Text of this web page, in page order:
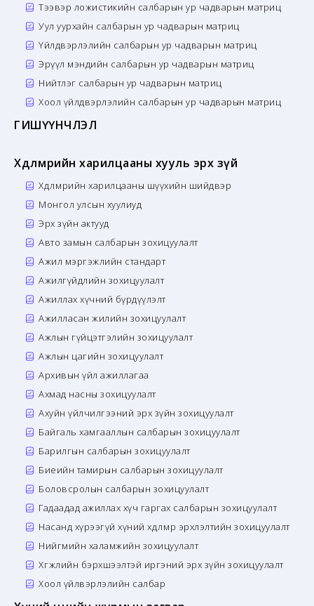
Тээвэр ложистикийн салбарын ур чадварын матриц
Уул уурхайн салбарын ур чадварын матриц
Үйлдвэрлэлийн салбарын ур чадварын матриц
Эрүүл мэндийн салбарын ур чадварын матриц
Нийтлэг салбарын ур чадварын матриц
Хоол үйлдвэрлэлийн салбарын ур чадварын матриц
ГИШҮҮНЧЛЭЛ
Хөдөлмөрийн харилцааны хууль эрх зүй
Хөдөлмөрийн харилцааны шүүхийн шийдвэр
Монгол улсын хуулиуд
Эрх зүйн актууд
Авто замын салбарын зохицуулалт
Ажил мэргэжлийн стандарт
Ажилгүйдлийн зохицуулалт
Ажиллах хүчний бүрдүүлэлт
Ажилласан жилийн зохицуулалт
Ажлын гүйцэтгэлийн зохицуулалт
Ажлын цагийн зохицуулалт
Архивын үйл ажиллагаа
Ахмад насны зохицуулалт
Ахуйн үйлчилгээний эрх зүйн зохицуулалт
Байгаль хамгааллын салбарын зохицуулалт
Барилгын салбарын зохицуулалт
Биеийн тамирын салбарын зохицуулалт
Боловсролын салбарын зохицуулалт
Гадаадад ажиллах хүч гаргах салбарын зохицуулалт
Насанд хүрээгүй хүний хөдөлмөр эрхлэлтийн зохицуулалт
Нийгмийн халамжийн зохицуулалт
Хөгжлийн бэрхшээлтэй иргэний эрх зүйн зохицуулалт
Хоол үйлвэрлэлийн салбар